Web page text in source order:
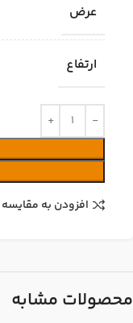
عرض
ارتفاع
افزودن به مقایسه
محصولات مشابه